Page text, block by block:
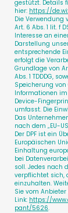
gestützt. Details
hier: https://
Die Verwendung
Art. 6 Abs. 1 lit. f
Interesse an
Darstellung
entsprechende
erfolgt die
Grundlage von
Abs. 1 TDDDG,
Speicherung von
Informationen im
Device-
umfasst. Die
Das
nach dem „EU-
Der DPF ist ein
Europäischen
Einhaltung
bei
soll. Jedes nach
verpflichtet sich,
einzuhalten.
Sie vom
Link: https://
pant/5626.